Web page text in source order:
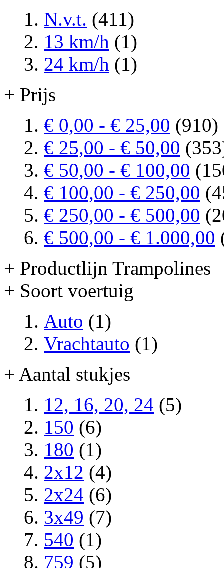
N.v.t. (411)
13 km/h (1)
24 km/h (1)
+ Prijs
€ 0,00 - € 25,00 (910)
€ 25,00 - € 50,00
€ 50,00 - € 100,00
€ 100,00 - € 250,00
€ 250,00 - € 500,00
€ 500,00 - € 1.000,00
+ Productlijn Trampolines
+ Soort voertuig
Auto (1)
Vrachtauto (1)
+ Aantal stukjes
12, 16, 20, 24 (5)
150 (6)
180 (1)
2x12 (4)
2x24 (6)
3x49 (7)
540 (1)
759 (5)